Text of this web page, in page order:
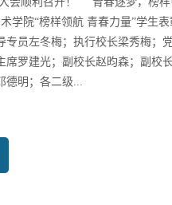
学院“榜样领航 青春力量”学生
员左冬梅；执行校长梁秀梅；
罗建光；副校长赵昀森；副校
德明；各二级...